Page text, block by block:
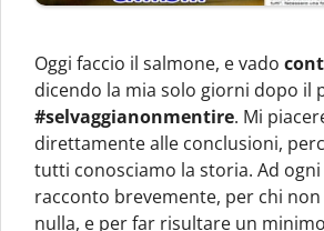
Oggi faccio il salmone, e vado
dicendo la mia solo giorni dopo il
#selvaggianonmentire. Mi
direttamente alle conclusioni,
tutti conosciamo la storia. Ad
racconto brevemente, per chi non
nulla, e per far risultare un